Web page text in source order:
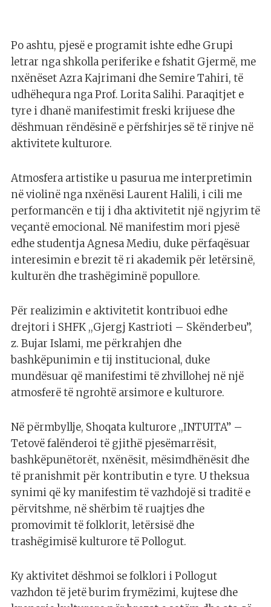
Po ashtu, pjesë e programit ishte edhe Grupi
letrar nga shkolla periferike e fshatit Gjermë, me
nxënëset Azra Kajrimani dhe Semire Tahiri, të
udhëhequra nga Prof. Lorita Salihi. Paraqitjet e
tyre i dhanë manifestimit freski krijuese dhe
dëshmuan rëndësinë e përfshirjes së të rinjve në
aktivitete kulturore.
Atmosfera artistike u pasurua me interpretimin
në violinë nga nxënësi Laurent Halili, i cili me
performancën e tij i dha aktivitetit një ngjyrim të
veçantë emocional. Në manifestim mori pjesë
edhe studentja Agnesa Mediu, duke përfaqësuar
interesimin e brezit të ri akademik për letërsinë,
kulturën dhe trashëgiminë popullore.
Për realizimin e aktivitetit kontribuoi edhe
drejtori i SHFK ,,Gjergj Kastrioti – Skënderbeu”,
z. Bujar Islami, me përkrahjen dhe
bashkëpunimin e tij institucional, duke
mundësuar që manifestimi të zhvillohej në një
atmosferë të ngrohtë arsimore e kulturore.
Në përmbyllje, Shoqata kulturore ,,INTUITA” –
Tetovë falënderoi të gjithë pjesëmarrësit,
bashkëpunëtorët, nxënësit, mësimdhënësit dhe
të pranishmit për kontributin e tyre. U theksua
synimi që ky manifestim të vazhdojë si traditë e
përvitshme, në shërbim të ruajtjes dhe
promovimit të folklorit, letërsisë dhe
trashëgimisë kulturore të Pollogut.
Ky aktivitet dëshmoi se folklori i Pollogut
vazhdon të jetë burim frymëzimi, kujtese dhe